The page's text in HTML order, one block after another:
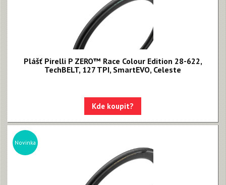
Plášť Pirelli P ZERO™ Race Colour Edition 28-622,
TechBELT, 127 TPI, SmartEVO, Celeste
Kde koupit?
Novinka